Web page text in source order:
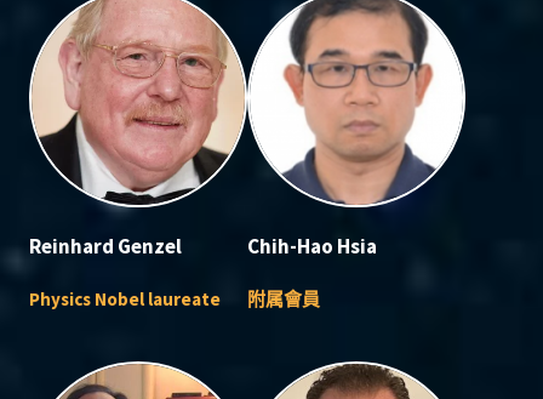
Reinhard Genzel
Physics Nobel laureate
Chih-Hao Hsia
附属會員